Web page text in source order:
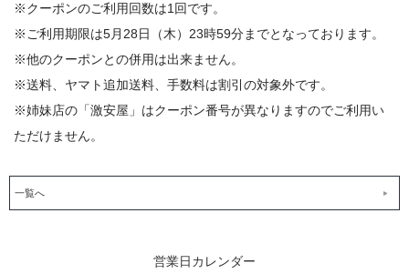
※クーポンのご利用回数は1回です。
※ご利用期限は5月28日（木）23時59分までとなっております。
※他のクーポンとの併用は出来ません。
※送料、ヤマト追加送料、手数料は割引の対象外です。
※姉妹店の「激安屋」はクーポン番号が異なりますのでご利用い
ただけません。
一覧へ
営業日カレンダー